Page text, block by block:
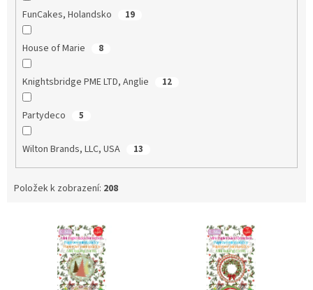
FunCakes, Holandsko 19
House of Marie 8
Knightsbridge PME LTD, Anglie 12
Partydeco 5
Wilton Brands, LLC, USA 13
Položek k zobrazení: 208